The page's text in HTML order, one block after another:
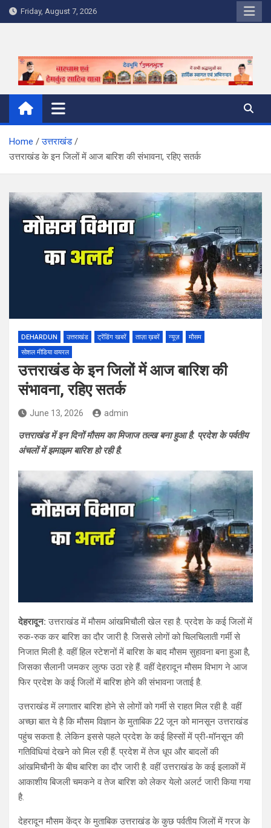
Skip
to
Friday, August 7, 2026
Home
उत्तराखंड
उत्तराखंड के इन जिलों में आज बारिश की संभावना, रहिए सतर्क
DEHARDUN उत्तराखंड ट्रेंडिंग खबरें ताज़ा ख़बरें न्यूज़
मौसम
सोशल मीडिया वायरल
उत्तराखंड के इन जिलों में आज बारिश की
संभावना, रहिए सतर्क
June 13, 2026 admin
उत्तराखंड में इन दिनों मौसम का मिजाज तल्ख बना हुआ है. प्रदेश के पर्वतीय
अंचलों में झमाझम बारिश हो रही है.
देहरादून: उत्तराखंड में मौसम आंखमिचौली खेल रहा है. प्रदेश के कई जिलों में
रुक-रुक कर बारिश का दौर जारी है. जिससे लोगों को चिलचिलाती गर्मी से
निजात मिली है. वहीं हिल स्टेशनों में बारिश के बाद मौसम सुहावना बना हुआ है,
जिसका सैलानी जमकर लुत्फ उठा रहे हैं. वहीं देहरादून मौसम विभाग ने आज
फिर प्रदेश के कई जिलों में बारिश होने की संभावना जताई है.
उत्तराखंड में लगातार बारिश होने से लोगों को गर्मी से राहत मिल रही है. वहीं
अच्छा बात ये है कि मौसम विज्ञान के मुताबिक 22 जून को मानसून उत्तराखंड
पहुंच सकता है. लेकिन इससे पहले प्रदेश के कई हिस्सों में प्री-मॉनसून की
गतिविधियां देखने को मिल रही हैं. प्रदेश में तेज धूप और बादलों की
आंखमिचौनी के बीच बारिश का दौर जारी है. वहीं उत्तराखंड के कई इलाकों में
आकाशीय बिजली चमकने व तेज बारिश को लेकर येलो अलर्ट जारी किया गया
है.
देहरादून मौसम केंद्र के मुताबिक उत्तराखंड के कुछ पर्वतीय जिलों में गरज के